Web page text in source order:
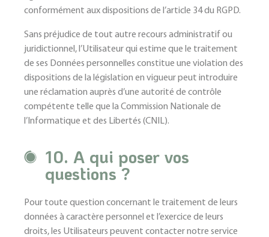
conformément aux dispositions de l’article 34 du RGPD.
Sans préjudice de tout autre recours administratif ou
juridictionnel, l’Utilisateur qui estime que le traitement
de ses Données personnelles constitue une violation des
dispositions de la législation en vigueur peut introduire
une réclamation auprès d’une autorité de contrôle
compétente telle que la Commission Nationale de
l’Informatique et des Libertés (CNIL).
10. A qui poser vos
questions ?
Pour toute question concernant le traitement de leurs
données à caractère personnel et l’exercice de leurs
droits, les Utilisateurs peuvent contacter notre service